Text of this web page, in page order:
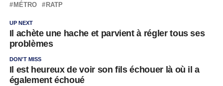
MÉTRO
RATP
UP NEXT
Il achète une hache et parvient à régler tous ses
problèmes
DON'T MISS
Il est heureux de voir son fils échouer là où il a
également échoué